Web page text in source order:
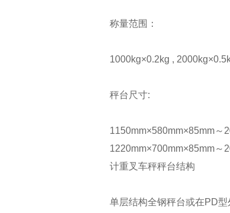
称量范围：
1000kg×0.2kg ,
秤台尺寸:
1150mm×580mm×85mm～
1220mm×700mm×85mm～
计重叉车秤秤台结构
单层结构全钢秤台或在PD